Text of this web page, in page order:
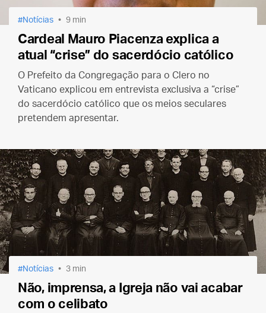
Notícias 9 min
Cardeal Mauro Piacenza explica a
atual “crise” do sacerdócio católico
O Prefeito da Congregação para o Clero no
Vaticano explicou em entrevista exclusiva a “crise”
do sacerdócio católico que os meios seculares
pretendem apresentar.
Notícias 3 min
Não, imprensa, a Igreja não vai acabar
com o celibato